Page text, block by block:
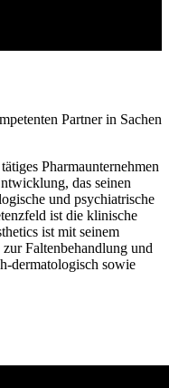
Partner in Sachen
Pharmaunternehmen
das seinen
und psychiatrische
ist die klinische
ist mit seinem
Faltenbehandlung und
dermatologisch sowie